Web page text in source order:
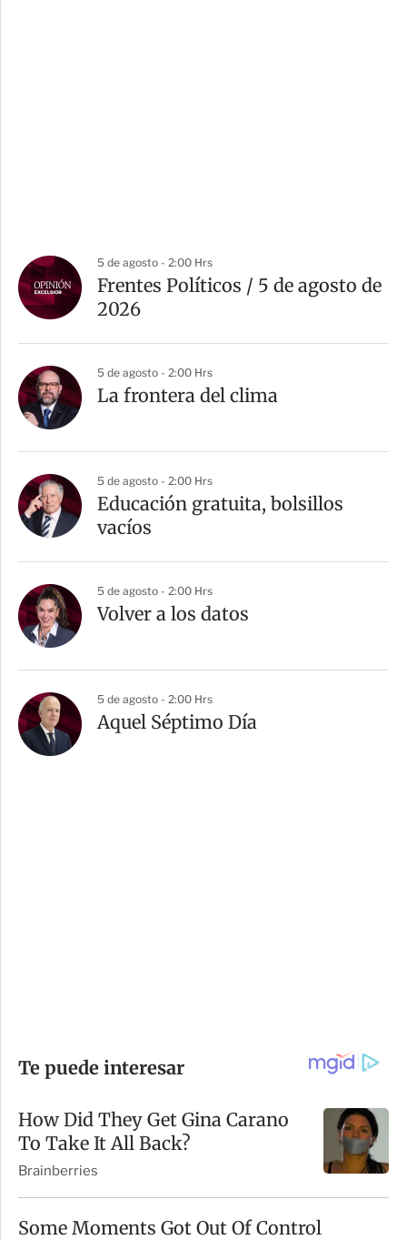
5 de agosto - 2:00 Hrs
Frentes Políticos / 5 de agosto de
2026
5 de agosto - 2:00 Hrs
La frontera del clima
5 de agosto - 2:00 Hrs
Educación gratuita, bolsillos
vacíos
5 de agosto - 2:00 Hrs
Volver a los datos
5 de agosto - 2:00 Hrs
Aquel Séptimo Día